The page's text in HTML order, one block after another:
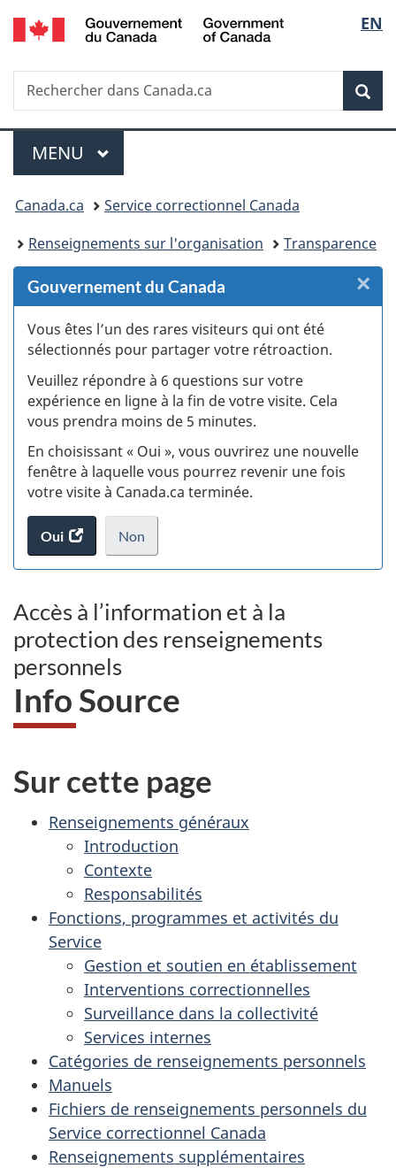
Passer
au
des
Passer
au
principal
Passer
à
Au
du
Passer
à
version
simplifiée
de
la
EN
Recherche
Rechercher
dans
Menu
MENU PRINCIPAL
Vous
êtes
ici :
Canada.ca
Service correctionnel Canada
Renseignements sur l'organisation
Transparence
Gouvernement du Canada
Vous êtes l’un des rares visiteurs qui ont été
sélectionnés pour partager votre rétroaction.
Veuillez répondre à 6 questions sur votre
expérience en ligne à la fin de votre visite. Cela
vous prendra moins de 5 minutes.
En choisissant « Oui », vous ouvrirez une nouvelle
fenêtre à laquelle vous pourrez revenir une fois
votre visite à Canada.ca terminée.
Oui
accéder
au
Non
je
pas
participer
du
.
×
Accès à l’information et à la
protection des renseignements
personnels
Info Source
Sur cette page
Renseignements généraux
Introduction
Contexte
Responsabilités
Fonctions, programmes et activités du
Service
Gestion et soutien en établissement
Interventions correctionnelles
Surveillance dans la collectivité
Services internes
Catégories de renseignements personnels
Manuels
Fichiers de renseignements personnels du
Service correctionnel Canada
Renseignements supplémentaires